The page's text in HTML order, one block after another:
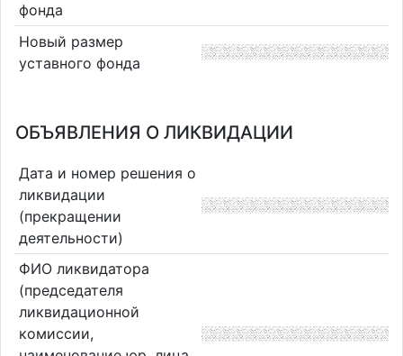
фонда
Новый размер
уставного фонда
ОБЪЯВЛЕНИЯ О ЛИКВИДАЦИИ
Дата и номер решения о
ликвидации
(прекращении
деятельности)
ФИО ликвидатора
(председателя
ликвидационной
комиссии,